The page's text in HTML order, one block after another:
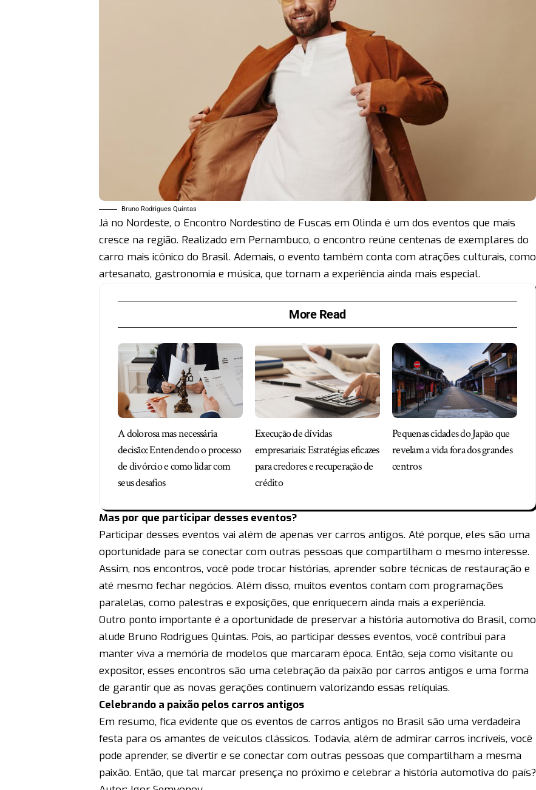
Bruno Rodrigues Quintas
Já no Nordeste, o Encontro Nordestino de Fuscas em Olinda é um dos eventos que mais
cresce na região. Realizado em Pernambuco, o encontro reúne centenas de exemplares do
carro mais icônico do Brasil. Ademais, o evento também conta com atrações culturais, como
artesanato, gastronomia e música, que tornam a experiência ainda mais especial.
More Read
A dolorosa mas necessária
decisão: Entendendo o processo
de divórcio e como lidar com
seus desafios
Execução de dívidas
empresariais: Estratégias eficazes
para credores e recuperação de
crédito
Pequenas cidades do Japão que
revelam a vida fora dos grandes
centros
Mas por que participar desses eventos?
Participar desses eventos vai além de apenas ver carros antigos. Até porque, eles são uma
oportunidade para se conectar com outras pessoas que compartilham o mesmo interesse.
Assim, nos encontros, você pode trocar histórias, aprender sobre técnicas de restauração e
até mesmo fechar negócios. Além disso, muitos eventos contam com programações
paralelas, como palestras e exposições, que enriquecem ainda mais a experiência.
Outro ponto importante é a oportunidade de preservar a história automotiva do Brasil, como
alude Bruno Rodrigues Quintas. Pois, ao participar desses eventos, você contribui para
manter viva a memória de modelos que marcaram época. Então, seja como visitante ou
expositor, esses encontros são uma celebração da paixão por carros antigos e uma forma
de garantir que as novas gerações continuem valorizando essas relíquias.
Celebrando a paixão pelos carros antigos
Em resumo, fica evidente que os eventos de carros antigos no Brasil são uma verdadeira
festa para os amantes de veículos clássicos. Todavia, além de admirar carros incríveis, você
pode aprender, se divertir e se conectar com outras pessoas que compartilham a mesma
paixão. Então, que tal marcar presença no próximo e celebrar a história automotiva do país?